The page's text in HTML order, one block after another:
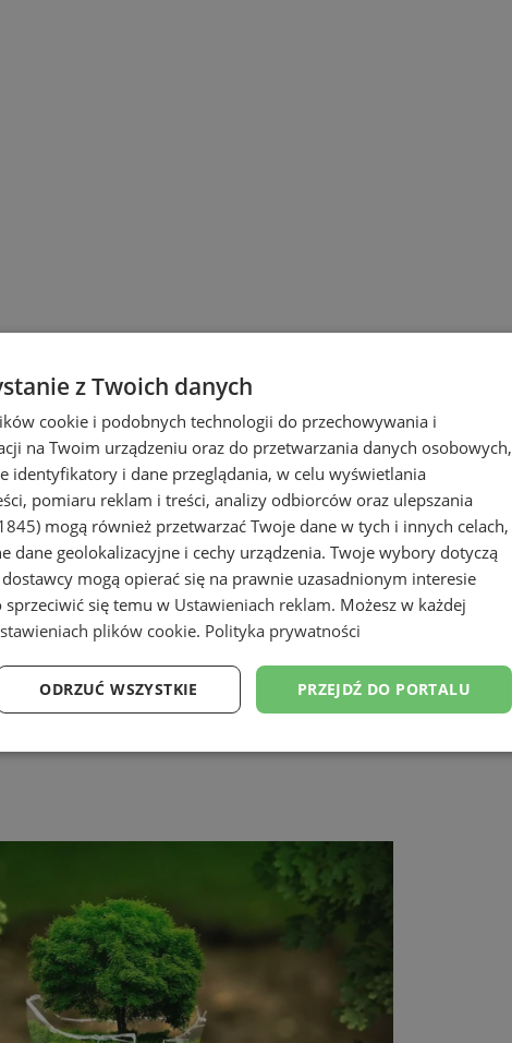
z Twoich danych
cookie i podobnych technologii do przechowywania i
na Twoim urządzeniu oraz do przetwarzania danych osobowych,
identyfikatory i dane przeglądania, w celu wyświetlania
pomiaru reklam i treści, analizy odbiorców oraz ulepszania
mogą również przetwarzać Twoje dane w tych i innych celach,
dane geolokalizacyjne i cechy urządzenia. Twoje wybory dotyczą
mogą opierać się na prawnie uzasadnionym interesie
sprzeciwić się temu w Ustawieniach reklam. Możesz w każdej
plików cookie. Polityka prywatności
PRZEJDŹ DO PORTALU
ODRZUĆ WSZYSTKIE
Targetowanie Funkcjonalność Niesklasyfikowane
Targetowanie Niesklasyfikowane
z podstawowych funkcji strony internetowej, takich jak logowanie użytkownika i
cookie nie można prawidłowo korzystać ze strony internetowej.
/Domena
Okres
przechowywania
Opis